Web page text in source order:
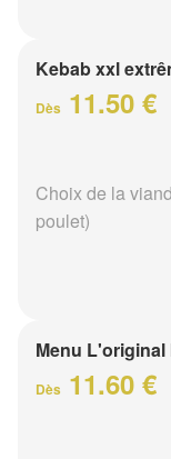
Kebab xxl
Dès 11.50 €
Choix de la
poulet)
Menu L'original
Dès 11.60 €